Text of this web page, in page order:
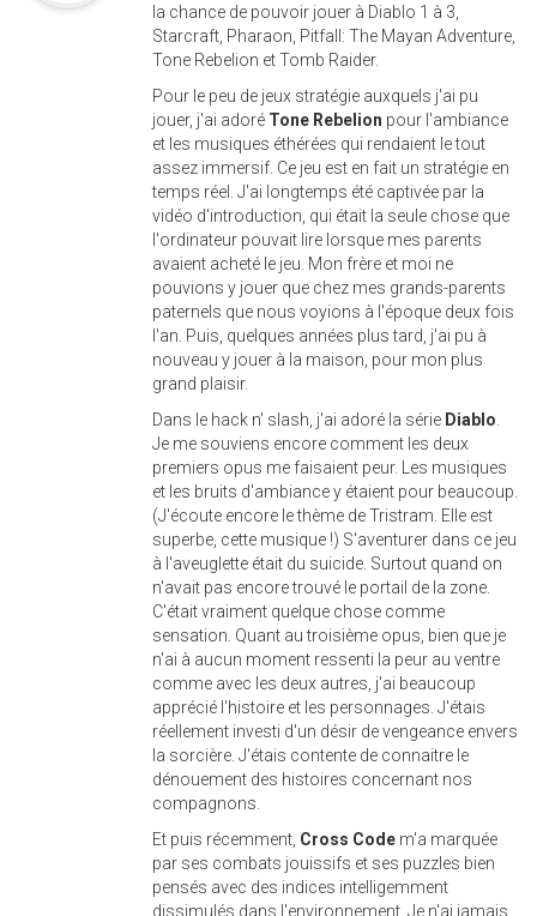
la chance de pouvoir jouer à Diablo 1 à 3,
Starcraft, Pharaon, Pitfall: The Mayan Adventure,
Tone Rebelion et Tomb Raider.
Pour le peu de jeux stratégie auxquels j'ai pu
jouer, j'ai adoré Tone Rebelion pour l'ambiance
et les musiques éthérées qui rendaient le tout
assez immersif. Ce jeu est en fait un stratégie en
temps réel. J'ai longtemps été captivée par la
vidéo d'introduction, qui était la seule chose que
l'ordinateur pouvait lire lorsque mes parents
avaient acheté le jeu. Mon frère et moi ne
pouvions y jouer que chez mes grands-parents
paternels que nous voyions à l'époque deux fois
l'an. Puis, quelques années plus tard, j'ai pu à
nouveau y jouer à la maison, pour mon plus
grand plaisir.
Dans le hack n' slash, j'ai adoré la série Diablo
Je me souviens encore comment les deux
premiers opus me faisaient peur. Les musiques
et les bruits d'ambiance y étaient pour beaucoup.
(J'écoute encore le thème de Tristram. Elle est
superbe, cette musique !) S'aventurer dans ce jeu
à l'aveuglette était du suicide. Surtout quand on
n'avait pas encore trouvé le portail de la zone.
C'était vraiment quelque chose comme
sensation. Quant au troisième opus, bien que je
n'ai à aucun moment ressenti la peur au ventre
comme avec les deux autres, j'ai beaucoup
apprécié l'histoire et les personnages. J'étais
réellement investi d'un désir de vengeance envers
la sorcière. J'étais contente de connaitre le
dénouement des histoires concernant nos
compagnons.
Et puis récemment, Cross Code m'a marquée
par ses combats jouissifs et ses puzzles bien
pensés avec des indices intelligemment
dissimulés dans l'environnement. Je n'ai jamais